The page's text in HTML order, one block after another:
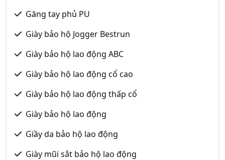
Găng tay phủ PU
Giày bảo hộ Jogger Bestrun
Giày bảo hộ lao động ABC
Giày bảo hộ lao động cổ cao
Giày bảo hộ lao động thấp cổ
Giày bảo hộ lao động
Giầy da bảo hộ lao động
Giày mũi sắt bảo hộ lao động